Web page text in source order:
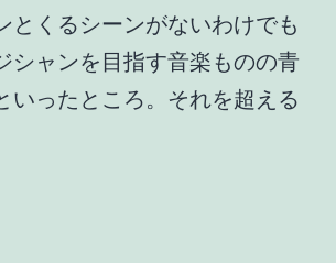
とくるシーンがないわけでも
シャンを目指す音楽ものの青
いったところ。それを超える